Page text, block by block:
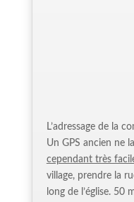
L’adressage de la
Un GPS ancien ne
cependant très
village, prendre la
long de l’église. 50